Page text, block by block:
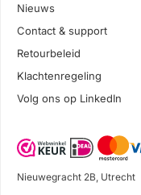
Nieuws
Contact & support
Retourbeleid
Klachtenregeling
Volg ons op LinkedIn
Nieuwegracht 2B, Utrecht